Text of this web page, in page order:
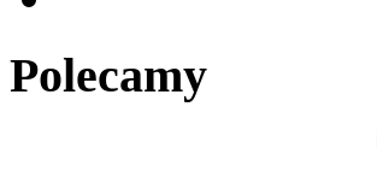
Polecamy